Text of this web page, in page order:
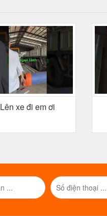
Lên xe đi em ơi